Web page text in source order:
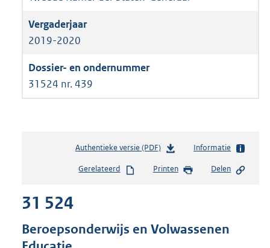
2019-2020
31524 nr. 439
Authentieke versie (PDF)b
s
s
Informatie
Gerelateerd Printen Delen
31 524
Beroepsonderwijs en Volwassenen